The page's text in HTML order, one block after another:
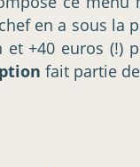
en a sous la
et +40 euros (!)
fait partie